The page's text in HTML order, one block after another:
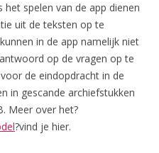
spelen van de app dienen
uit de teksten op te
in de app namelijk niet
op de vragen op te
de eindopdracht in de
in gescande archiefstukken
Meer over het?
?vind je hier.